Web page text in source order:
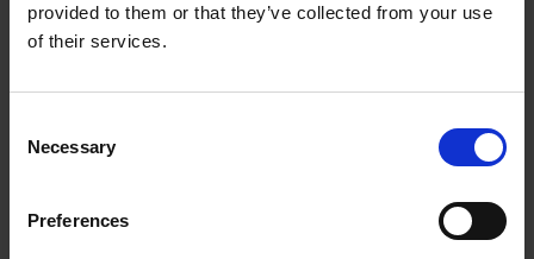
provided to them or that they’ve collected from your use
of their services.
Selection
Necessary
Preferences
KIT DE ANEL DE LIXA DE LAMELAR
rodas de flap e garantem uma remoção de material
elevada e também constante.